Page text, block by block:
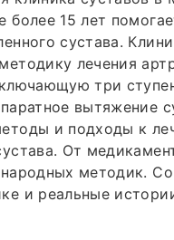
более 15 лет
сустава.
лечения
три
вытяжение
и подходы к
От
методик.
и реальные